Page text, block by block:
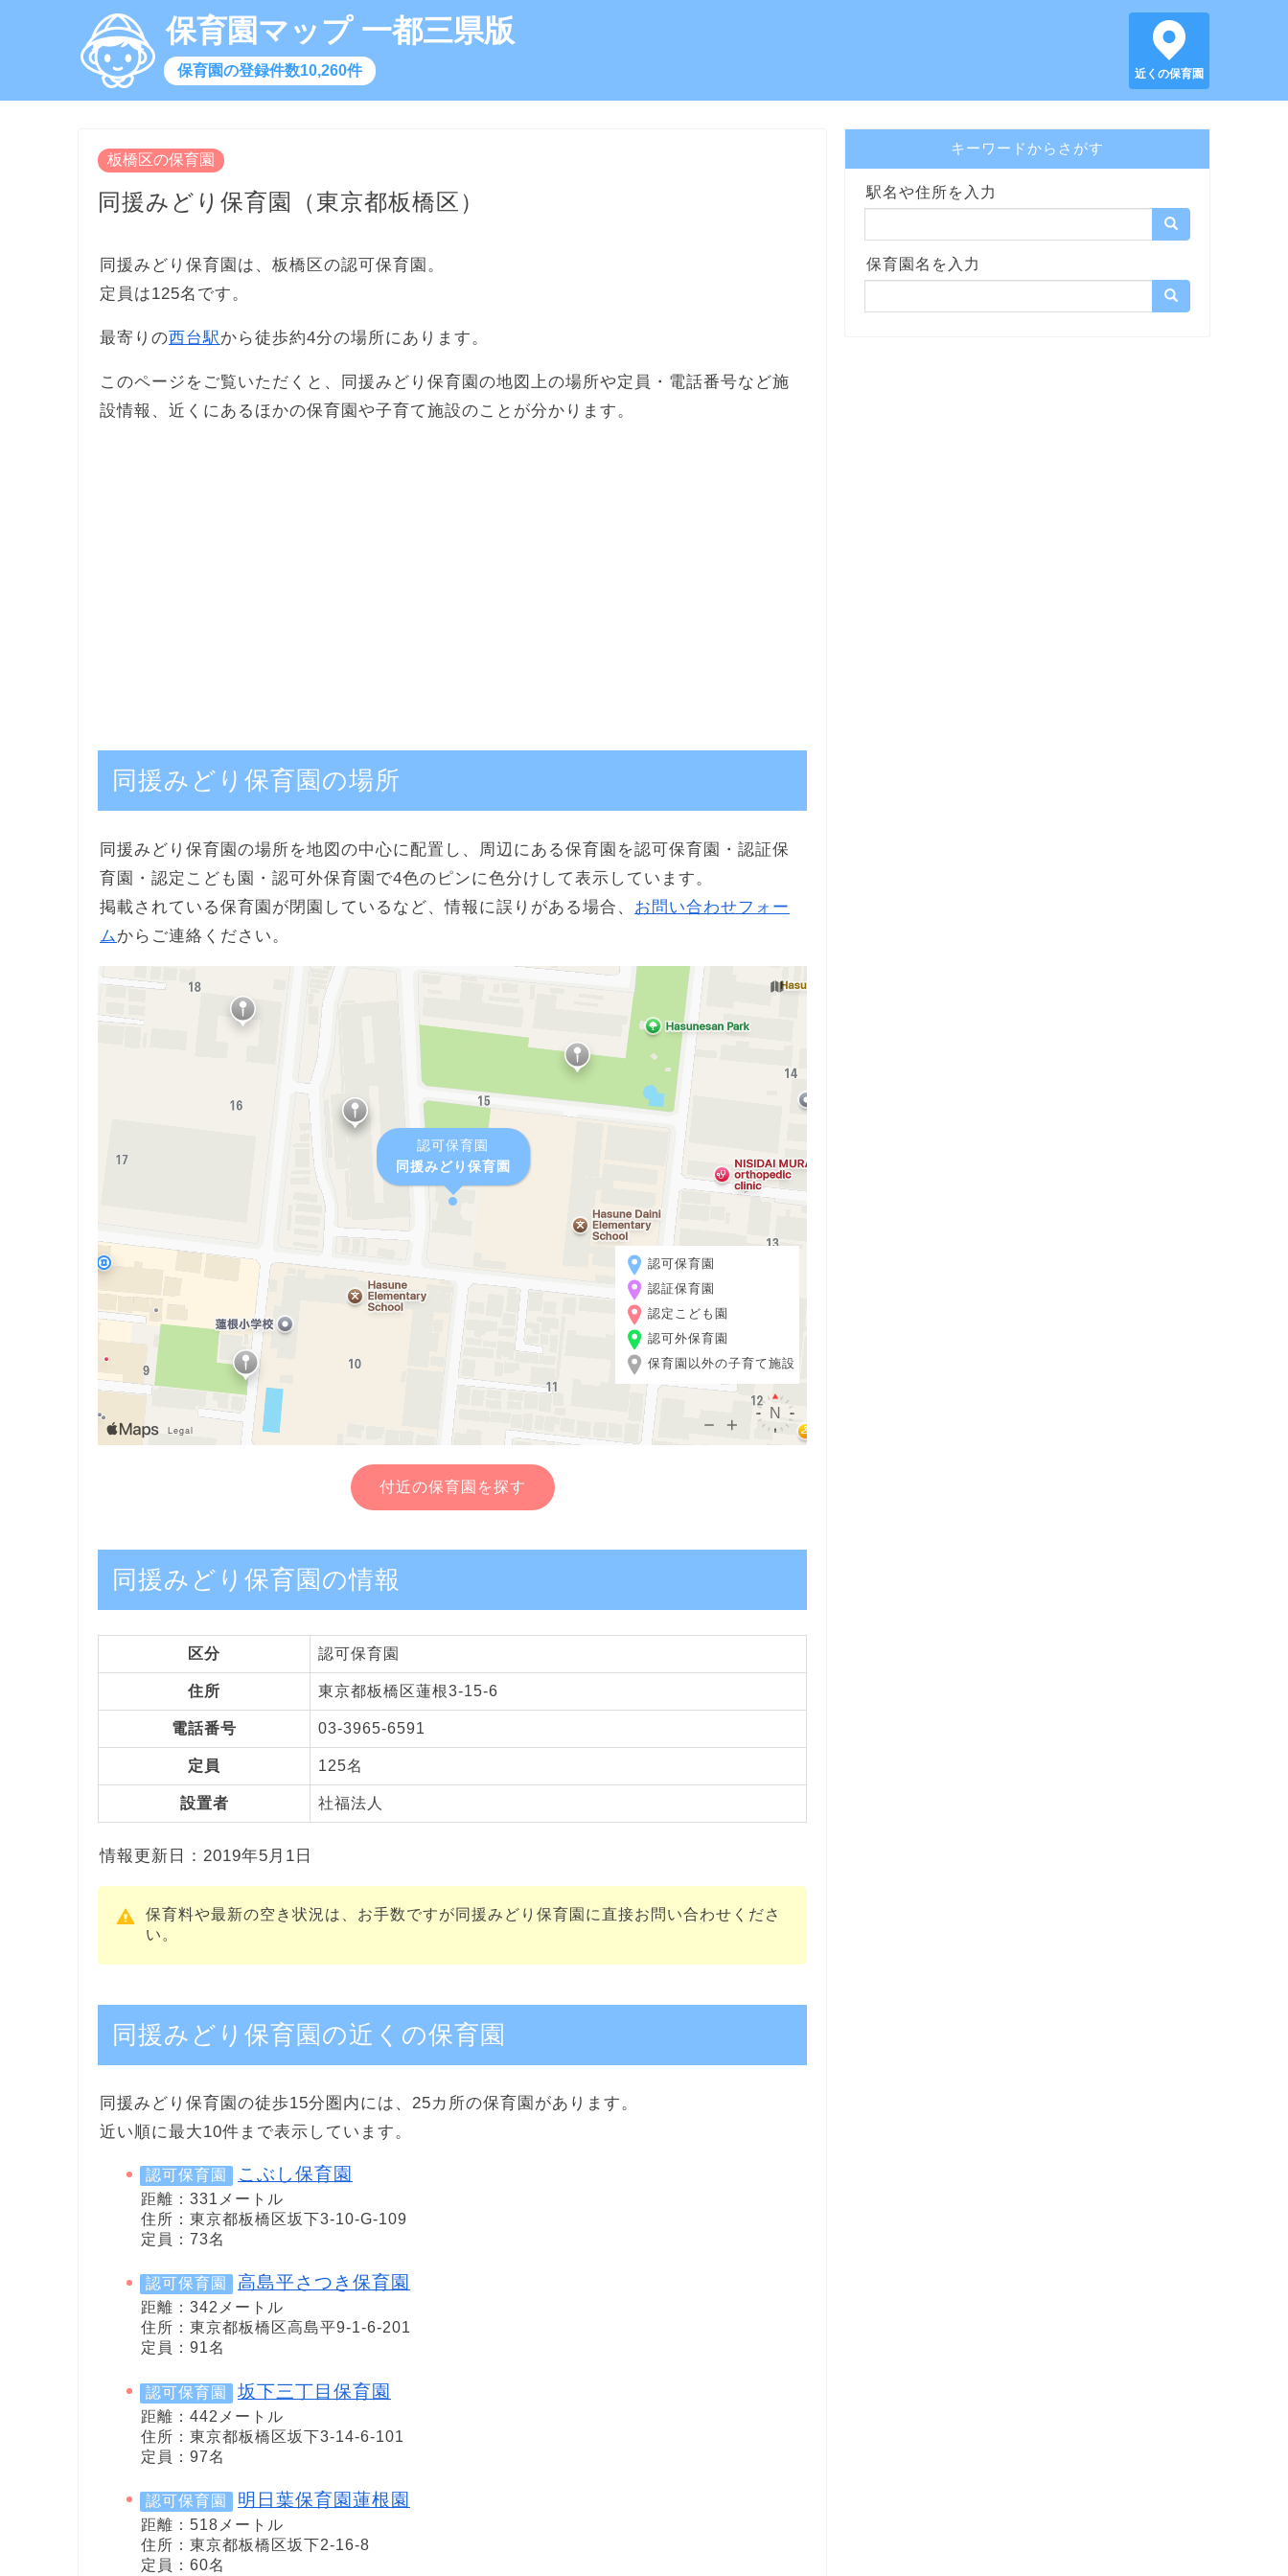
保育園マップ 一都三県版
保育園の登録件数10,260件 近くの保育園
板橋区の保育園
同援みどり保育園（東京都板橋区）
同援みどり保育園は、板橋区の認可保育園。
定員は125名です。
最寄りの西台駅から徒歩約4分の場所にあります。
このページをご覧いただくと、同援みどり保育園の地図上の場所や定員・電話番号など施
設情報、近くにあるほかの保育園や子育て施設のことが分かります。
同援みどり保育園の場所
同援みどり保育園の場所を地図の中心に配置し、周辺にある保育園を認可保育園・認証保
育園・認定こども園・認可外保育園で4色のピンに色分けして表示しています。
掲載されている保育園が閉園しているなど、情報に誤りがある場合、 お問い合わせフォー
ム からご連絡ください。
認可保育園
同援みどり保育園
認可保育園
認証保育園
認定こども園
認可外保育園
保育園以外の子育て施設
付近の保育園を探す
同援みどり保育園の情報
区分 認可保育園
住所 東京都板橋区蓮根3-15-6
電話番号 03-3965-6591
定員 125名
設置者 社福法人
情報更新日：2019年5月1日
保育料や最新の空き状況は、お手数ですが同援みどり保育園に直接お問い合わせくださ
い。
同援みどり保育園の近くの保育園
同援みどり保育園の徒歩15分圏内には、25カ所の保育園があります。
近い順に最大10件まで表示しています。
認可保育園 こぶし保育園
距離：331メートル
住所：東京都板橋区坂下3-10-G-109
定員：73名
認可保育園 高島平さつき保育園
距離：342メートル
住所：東京都板橋区高島平9-1-6-201
定員：91名
認可保育園 坂下三丁目保育園
距離：442メートル
住所：東京都板橋区坂下3-14-6-101
定員：97名
認可保育園 明日葉保育園蓮根園
距離：518メートル
住所：東京都板橋区坂下2-16-8
定員：60名
キーワードからさがす
駅名や住所を入力
保育園名を入力